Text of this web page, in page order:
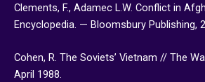
Clements, F., Adamec L.W. Conflict in
Encyclopedia. — Bloomsbury Publishing,
Cohen, R. The Soviets’ Vietnam // The
April 1988.